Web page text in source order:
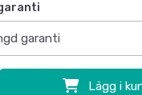
Lägg i